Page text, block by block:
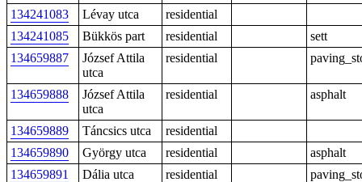
134241083 Lévay utca
residential
134241085
Bükkös part residential
sett
134659887
József Attila
utca
residential
134659888
József Attila
utca
residential asphalt
134659889 Táncsics utca
residential
134659890
György utca residential
asphalt
134659891
Dália utca residential